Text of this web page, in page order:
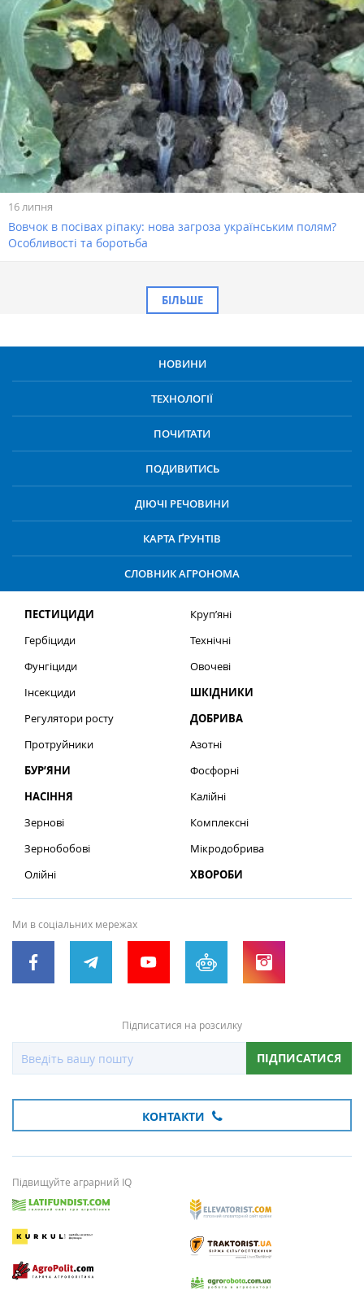
16 липня
Вовчок в посівах ріпаку: нова загроза українським полям?
Особливості та боротьба
БІЛЬШЕ
НОВИНИ
ТЕХНОЛОГІЇ
ПОЧИТАТИ
ПОДИВИТИСЬ
ДІЮЧІ РЕЧОВИНИ
КАРТА ҐРУНТІВ
СЛОВНИК АГРОНОМА
ПЕСТИЦИДИ
Гербіциди
Фунгіциди
Інсекциди
Регулятори росту
Протруйники
БУР’ЯНИ
НАСІННЯ
Зернові
Зернобобові
Олійні
Круп’яні
Технічні
Овочеві
ШКІДНИКИ
ДОБРИВА
Азотні
Фосфорні
Калійні
Комплексні
Мікродобрива
ХВОРОБИ
Ми в соціальних мережах
Підписатися на розсилку
ПІДПИСАТИСЯ
КОНТАКТИ
Підвищуйте аграрний IQ